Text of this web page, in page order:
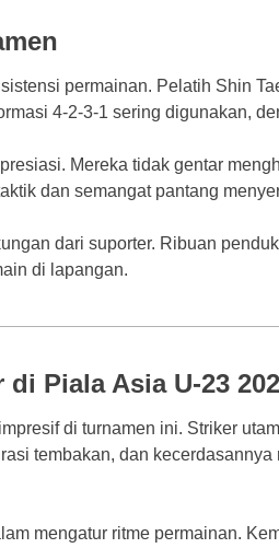
permainan. Pelatih Shin
4-2-3-1 sering digunakan,
Mereka tidak gentar
dan semangat pantang
dari suporter. Ribuan
di lapangan.
Piala Asia U-23
di turnamen ini. Striker
tembakan, dan
mengatur ritme permainan.